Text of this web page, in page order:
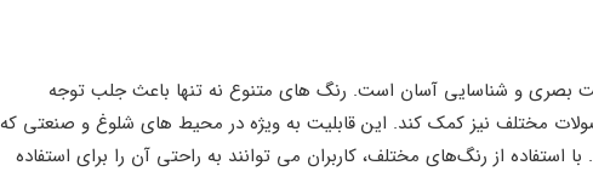
بصری و شناسایی آسان است. رنگ‌ های متنوع نه ‌تنها باعث جلب توجه
مختلف نیز کمک کند. این قابلیت به‌ ویژه در محیط‌ های شلوغ و صنعتی که
استفاده از رنگ‌های مختلف، کاربران می ‌توانند به ‌راحتی آن را برای استفاده